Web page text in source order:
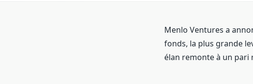
Menlo Ventures a
fonds, la plus grande
élan remonte à un pari